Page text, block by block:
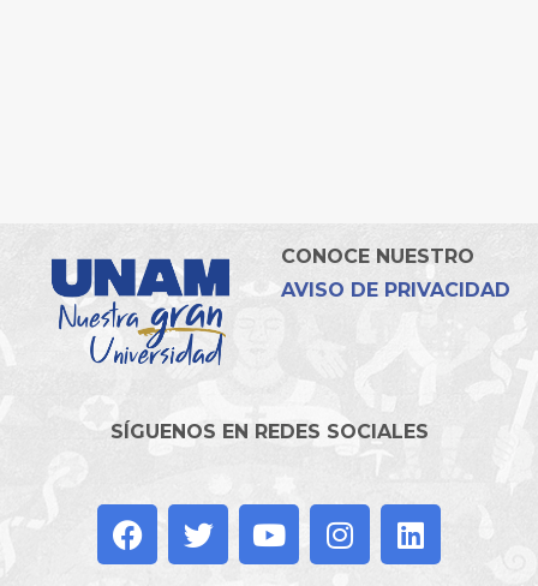
CONOCE NUESTRO
AVISO DE PRIVACIDAD
SÍGUENOS EN REDES SOCIALES